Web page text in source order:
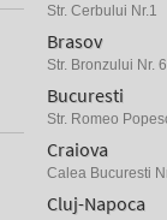
Str. Cerbului Nr.1
Brasov
Str. Bronzului Nr. 6
Bucuresti
Str. Romeo
Craiova
Calea Bucuresti
Cluj-Napoca